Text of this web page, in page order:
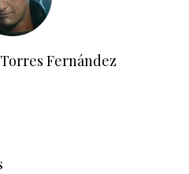
Fernández